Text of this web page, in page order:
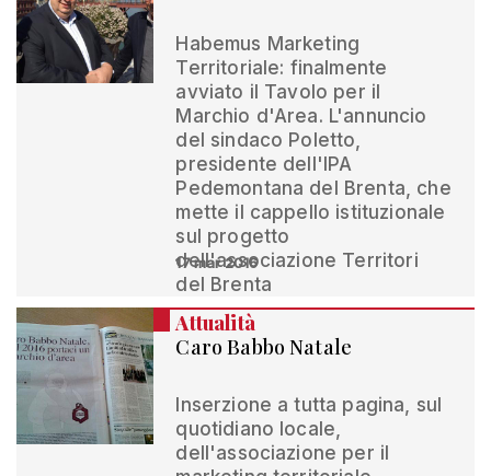
Habemus Marketing
Territoriale: finalmente
avviato il Tavolo per il
Marchio d'Area. L'annuncio
del sindaco Poletto,
presidente dell'IPA
Pedemontana del Brenta, che
mette il cappello istituzionale
sul progetto
dell'associazione Territori
del Brenta
17 mar 2016
Attualità
Caro Babbo Natale
Inserzione a tutta pagina, sul
quotidiano locale,
dell'associazione per il